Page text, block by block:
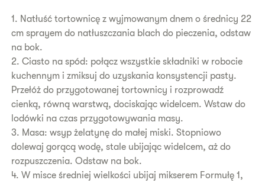
1. Natłuść tortownicę z wyjmowanym dnem o średnicy 22
cm sprayem do natłuszczania blach do pieczenia, odstaw
na bok.
2. Ciasto na spód: połącz wszystkie składniki w robocie
kuchennym i zmiksuj do uzyskania konsystencji pasty.
Przełóż do przygotowanej tortownicy i rozprowadź
cienką, równą warstwą, dociskając widelcem. Wstaw do
lodówki na czas przygotowywania masy.
3. Masa: wsyp żelatynę do małej miski. Stopniowo
dolewaj gorącą wodę, stale ubijając widelcem, aż do
rozpuszczenia. Odstaw na bok.
4. W misce średniej wielkości ubijaj mikserem Formułę 1,